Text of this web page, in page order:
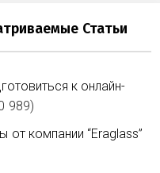
Статьи
к онлайн-
989)
компании “Eraglass”